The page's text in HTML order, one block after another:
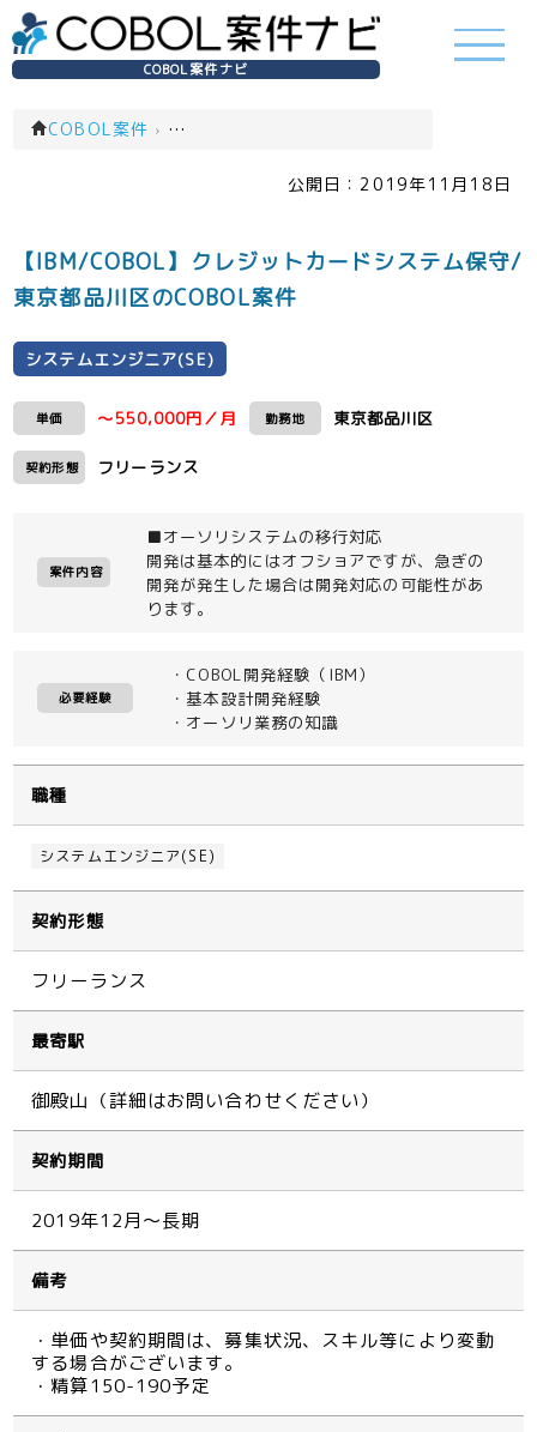
COBOL案件ナビ
COBOL案件 › システムエンジニア(SE)(一覧)
公開日： 2019年11月18日
【IBM/COBOL】クレジットカードシステム保守/
東京都品川区のCOBOL案件
システムエンジニア(SE)
単価 ～550,000円／月 勤務地 東京都品川区
契約形態 フリーランス
案件内容
■オーソリシステムの移行対応
開発は基本的にはオフショアですが、急ぎの
開発が発生した場合は開発対応の可能性があ
ります。
必要経験
・COBOL開発経験（IBM）
・基本設計開発経験
・オーソリ業務の知識
職種
システムエンジニア(SE)
契約形態
フリーランス
最寄駅
御殿山（詳細はお問い合わせください）
契約期間
2019年12月～長期
備考
・単価や契約期間は、募集状況、スキル等により変動
する場合がございます。
・精算150-190予定